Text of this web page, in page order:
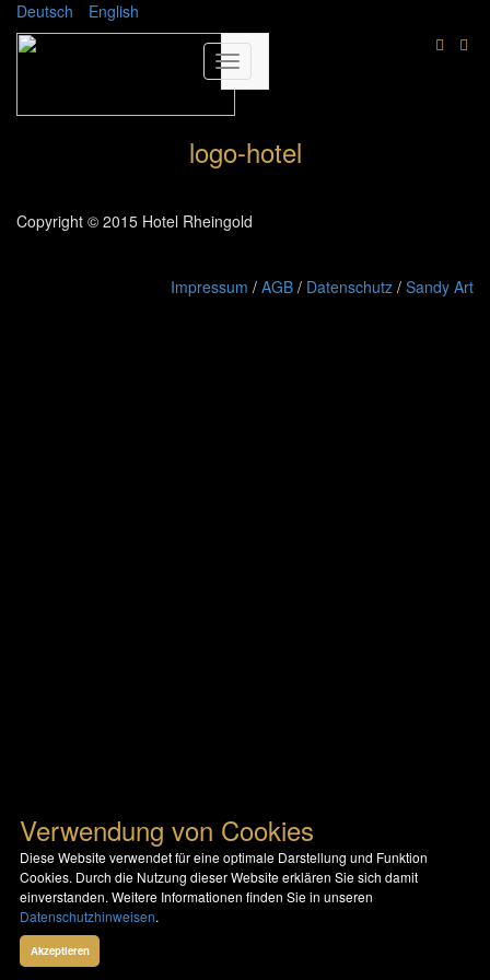
Deutsch English
logo-hotel
Copyright © 2015 Hotel Rheingold
Impressum / AGB / Datenschutz / Sandy Art
Verwendung von Cookies
Diese Website verwendet für eine optimale Darstellung und Funktion
Cookies. Durch die Nutzung dieser Website erklären Sie sich damit
einverstanden. Weitere Informationen finden Sie in unseren
Datenschutzhinweisen.
Akzeptieren